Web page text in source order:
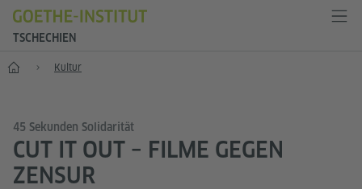
TSCHECHIEN
Start Kultur
45 Sekunden Solidarität
CUT IT OUT – FILME GEGEN
ZENSUR